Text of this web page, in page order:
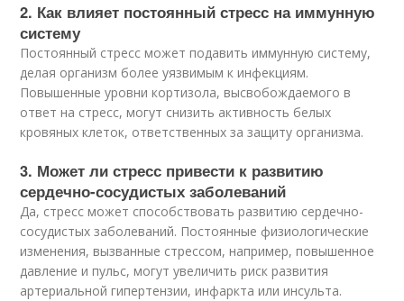
2. Как влияет постоянный стресс на иммунную
систему
Постоянный стресс может подавить иммунную систему,
делая организм более уязвимым к инфекциям.
Повышенные уровни кортизола, высвобождаемого в
ответ на стресс, могут снизить активность белых
кровяных клеток, ответственных за защиту организма.
3. Может ли стресс привести к развитию
сердечно-сосудистых заболеваний
Да, стресс может способствовать развитию сердечно-
сосудистых заболеваний. Постоянные физиологические
изменения, вызванные стрессом, например, повышенное
давление и пульс, могут увеличить риск развития
артериальной гипертензии, инфаркта или инсульта.